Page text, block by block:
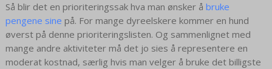
Så blir det en prioriteringssak hva man ønsker å bruke
pengene sine på. For mange dyreelskere kommer en hund
øverst på denne prioriteringslisten. Og sammenlignet med
mange andre aktiviteter må det jo sies å representere en
moderat kostnad, særlig hvis man velger å bruke det billigste